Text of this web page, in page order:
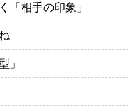
相手の印象」
」